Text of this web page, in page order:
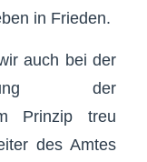
in Frieden.
auch bei der
der
Prinzip treu
des Amtes